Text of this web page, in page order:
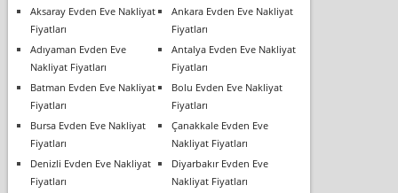
Aksaray Evden Eve Nakliyat
Fiyatları
Ankara Evden Eve Nakliyat
Fiyatları
Adıyaman Evden Eve
Nakliyat Fiyatları
Antalya Evden Eve Nakliyat
Fiyatları
Batman Evden Eve Nakliyat
Fiyatları
Bolu Evden Eve Nakliyat
Fiyatları
Bursa Evden Eve Nakliyat
Fiyatları
Çanakkale Evden Eve
Nakliyat Fiyatları
Denizli Evden Eve Nakliyat
Fiyatları
Diyarbakır Evden Eve
Nakliyat Fiyatları